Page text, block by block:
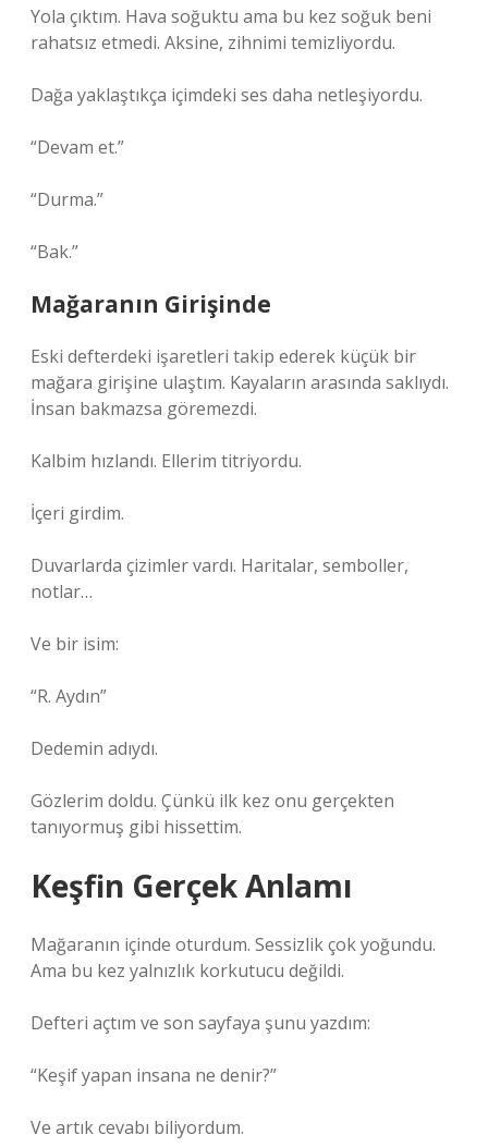
Yola çıktım. Hava soğuktu ama bu kez soğuk beni
rahatsız etmedi. Aksine, zihnimi temizliyordu.
Dağa yaklaştıkça içimdeki ses daha netleşiyordu.
“Devam et.”
“Durma.”
“Bak.”
Mağaranın Girişinde
Eski defterdeki işaretleri takip ederek küçük bir
mağara girişine ulaştım. Kayaların arasında saklıydı.
İnsan bakmazsa göremezdi.
Kalbim hızlandı. Ellerim titriyordu.
İçeri girdim.
Duvarlarda çizimler vardı. Haritalar, semboller,
notlar…
Ve bir isim:
“R. Aydın”
Dedemin adıydı.
Gözlerim doldu. Çünkü ilk kez onu gerçekten
tanıyormuş gibi hissettim.
Keşfin Gerçek Anlamı
Mağaranın içinde oturdum. Sessizlik çok yoğundu.
Ama bu kez yalnızlık korkutucu değildi.
Defteri açtım ve son sayfaya şunu yazdım:
“Keşif yapan insana ne denir?”
Ve artık cevabı biliyordum.